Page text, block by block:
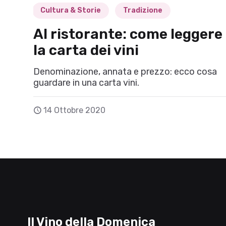
Cultura & Storie Tradizione
Al ristorante: come leggere
la carta dei vini
Denominazione, annata e prezzo: ecco cosa
guardare in una carta vini.
14 Ottobre 2020
Il Vino della Domenica